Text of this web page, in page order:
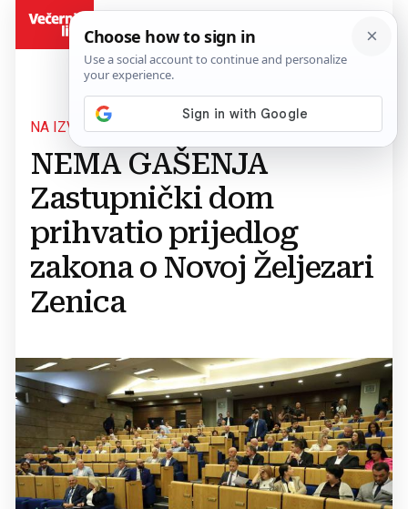
NA IZVANREDNOJ SJEDNICI
NEMA GAŠENJA
Zastupnički dom
prihvatio prijedlog
zakona o Novoj Željezari
Zenica